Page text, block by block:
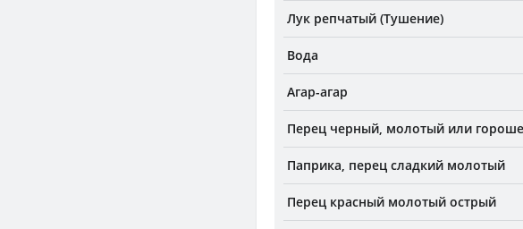
Лук репчатый (Тушение)
Вода
Агар-агар
Перец черный, молотый или
Паприка, перец сладкий молотый
Перец красный молотый острый